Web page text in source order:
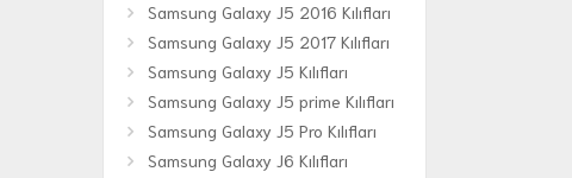
Samsung Galaxy J5 2016 Kılıfları
Samsung Galaxy J5 2017 Kılıfları
Samsung Galaxy J5 Kılıfları
Samsung Galaxy J5 prime Kılıfları
Samsung Galaxy J5 Pro Kılıfları
Samsung Galaxy J6 Kılıfları